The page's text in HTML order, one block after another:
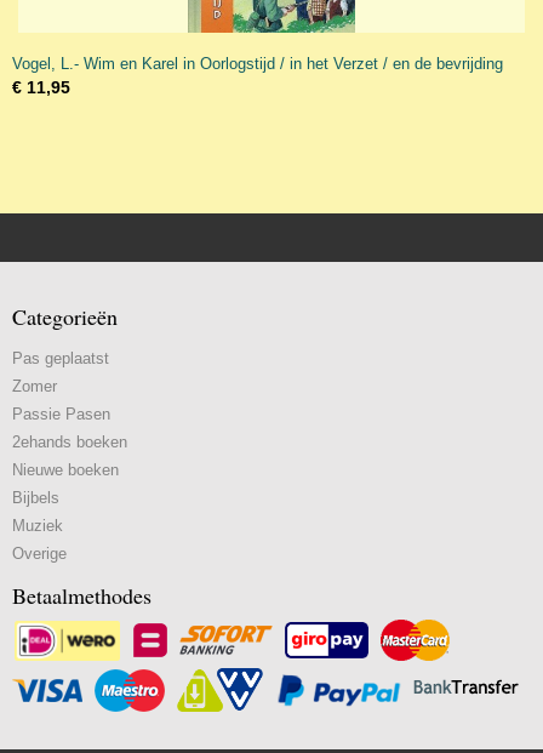
Vogel, L.- Wim en Karel in Oorlogstijd / in het Verzet / en de bevrijding
€ 11,95
Categorieën
Pas geplaatst
Zomer
Passie Pasen
2ehands boeken
Nieuwe boeken
Bijbels
Muziek
Overige
Betaalmethodes